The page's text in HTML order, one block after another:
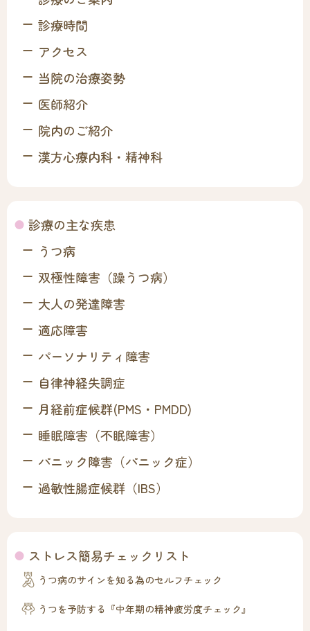
診療時間
アクセス
当院の治療姿勢
医師紹介
院内のご紹介
漢方心療内科・精神科
診療の主な疾患
うつ病
双極性障害（躁うつ病）
大人の発達障害
適応障害
パーソナリティ障害
自律神経失調症
月経前症候群(PMS・PMDD)
睡眠障害（不眠障害）
パニック障害（パニック症）
過敏性腸症候群（IBS）
ストレス簡易チェックリスト
うつ病のサインを知る為のセルフチェック
うつを予防する『中年期の精神疲労度チェック』